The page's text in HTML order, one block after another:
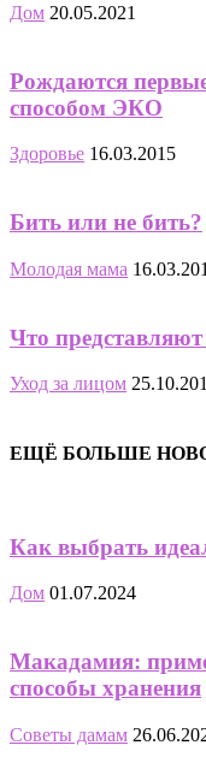
Дом 20.05.2021
Рождаются
способом ЭКО
Здоровье 16.03.2015
Бить или не бить?
Молодая мама
Что
Уход за лицом
ЕЩЁ БОЛЬШЕ
Как выбрать
Дом 01.07.2024
Макадамия:
способы хранения
Советы дамам